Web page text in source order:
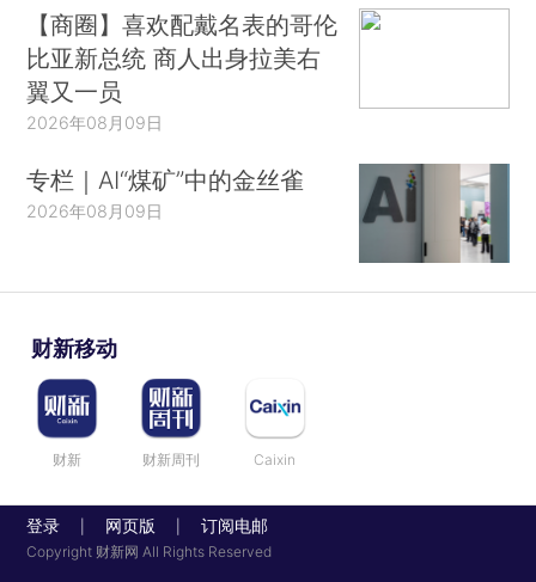
【商圈】喜欢配戴名表的哥伦
比亚新总统 商人出身拉美右
翼又一员
2026年08月09日
专栏｜AI“煤矿”中的金丝雀
2026年08月09日
财新移动
财新 财新周刊 Caixin
登录 网页版 订阅电邮
Copyright 财新网 All Rights Reserved